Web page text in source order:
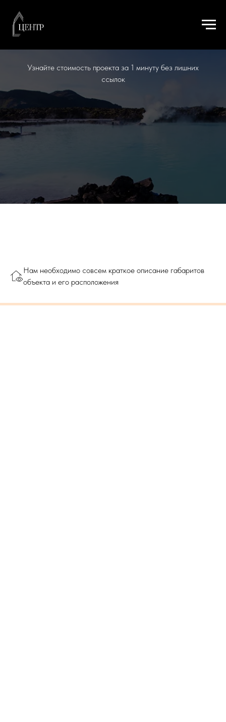
Узнайте стоимость проекта за 1 минуту без лишних
ссылок
Нам необходимо совсем краткое описание габаритов
объекта и его расположения